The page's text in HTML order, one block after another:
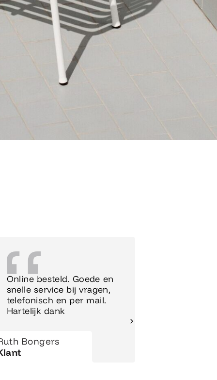
Online besteld. Goede en
snelle service bij vragen,
telefonisch en per mail.
Hartelijk dank
Bongers